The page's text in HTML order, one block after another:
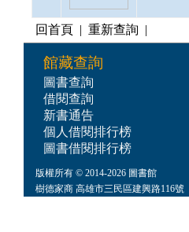
回首頁 | 重新查詢 |
館藏查詢
圖書查詢
借閱查詢
新書通告
個人借閱排行榜
圖書借閱排行榜
版權所有 © 2014-2026 圖書館
樹德家商 高雄市三民區建興路116